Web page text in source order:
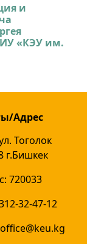
и
«КЭУ им.
Адрес
Тоголок
г.Бишкек
720033
32-47-12